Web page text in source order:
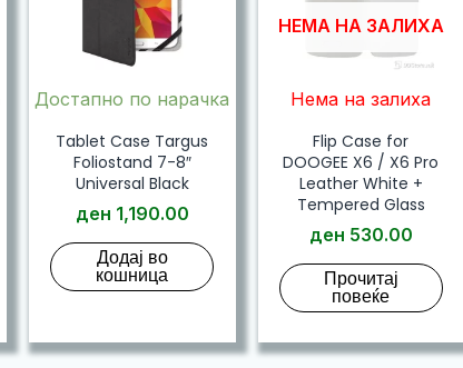
Достапно по нарачка
Tablet Case Targus
Foliostand 7-8″
Universal Black
ден 1,190.00
Додај во
кошница
НЕМА НА ЗАЛИХА
Нема на залиха
Flip Case for
DOOGEE X6 / X6 Pro
Leather White +
Tempered Glass
ден 530.00
Прочитај
повеќе